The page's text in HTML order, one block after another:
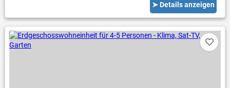
➤ Details anzeigen